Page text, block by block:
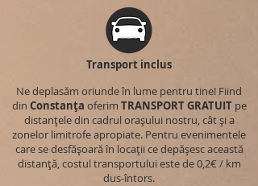
Transport inclus
Ne deplasăm oriunde în lume pentru tine! Fiind
din Constanța oferim TRANSPORTGRATUITpe
distanțele din cadrul orașului nostru, cât și a
zonelor limitrofe apropiate. Pentru evenimentele
care se desfășoară în locații ce depășesc această
distanță, costul transportului este de 0,2€ / km
dus-întors.